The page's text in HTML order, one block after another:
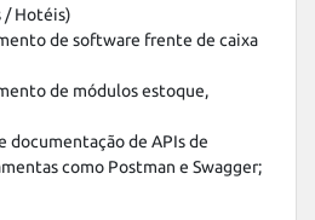
/ Hotéis)
de software frente de caixa
de módulos estoque,
documentação de APIs de
como Postman e Swagger;